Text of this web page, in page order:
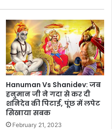
Hanuman Vs Shanidev: जब
हनुमान जी ने गदा से कर दी
शनिदेव की पिटाई, पूंछ में लपेट
सिखाया सबक
February 21, 2023